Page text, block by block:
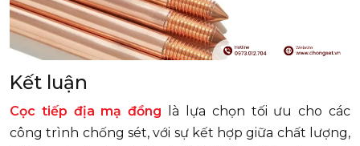
Kết luận
Cọc tiếp địa mạ đồng là lựa chọn tối ưu cho các
công trình chống sét, với sự kết hợp giữa chất lượng,